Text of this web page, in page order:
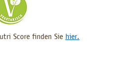
Score finden Sie hier.